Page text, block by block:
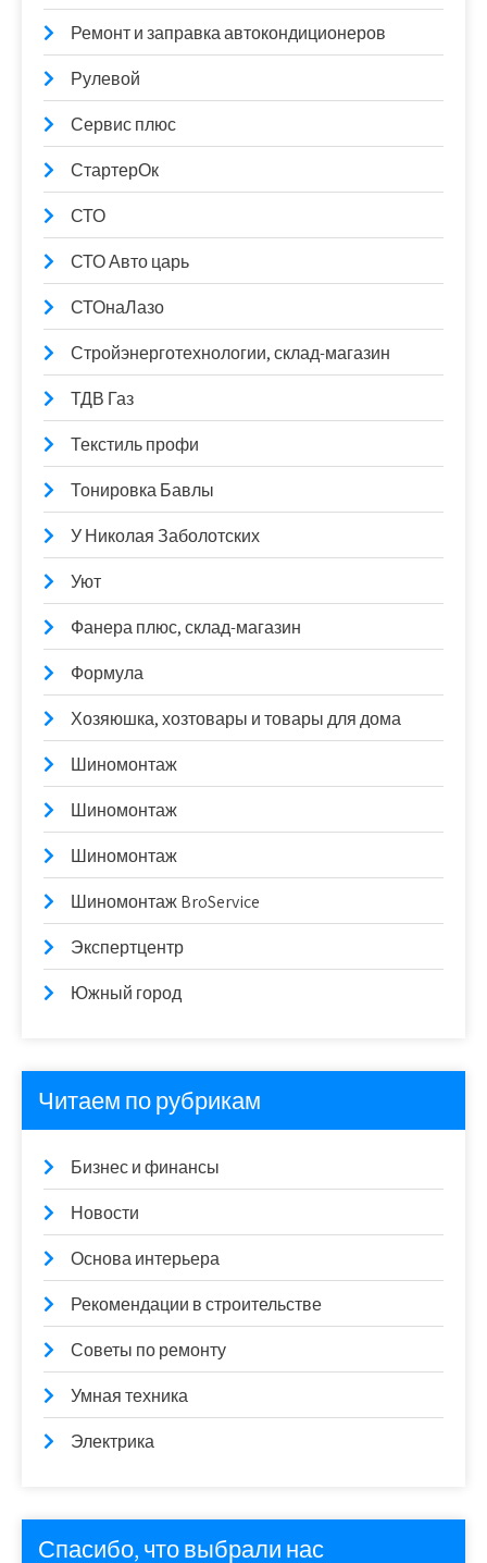
Ремонт и заправка автокондиционеров
Рулевой
Сервис плюс
СтартерОк
СТО
СТО Авто царь
СТОнаЛазо
Стройэнерготехнологии, склад-магазин
ТДВ Газ
Текстиль профи
Тонировка Бавлы
У Николая Заболотских
Уют
Фанера плюс, склад-магазин
Формула
Хозяюшка, хозтовары и товары для дома
Шиномонтаж
Шиномонтаж
Шиномонтаж
Шиномонтаж BroService
Экспертцентр
Южный город
Читаем по рубрикам
Бизнес и финансы
Новости
Основа интерьера
Рекомендации в строительстве
Советы по ремонту
Умная техника
Электрика
Спасибо, что выбрали нас